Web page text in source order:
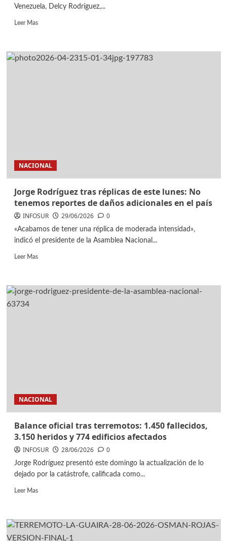
Venezuela, Delcy Rodríguez,...
Leer Mas
NACIONAL
Jorge Rodríguez tras réplicas de este lunes: No
tenemos reportes de daños adicionales en el país
INFOSUR 29/06/2026 0
«Acabamos de tener una réplica de moderada intensidad»,
indicó el presidente de la Asamblea Nacional...
Leer Mas
NACIONAL
Balance oficial tras terremotos: 1.450 fallecidos,
3.150 heridos y 774 edificios afectados
INFOSUR 28/06/2026 0
Jorge Rodríguez presentó este domingo la actualización de lo
dejado por la catástrofe, calificada como...
Leer Mas